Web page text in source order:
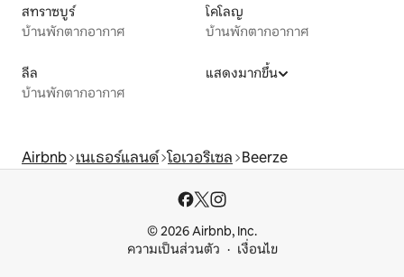
สทราซบูร์
บ้านพักตากอากาศ
โคโลญ
บ้านพักตากอากาศ
ลีล
บ้านพักตากอากาศ
แสดงมากขึ้น
Airbnb เนเธอร์แลนด์ โอเวอริเซล Beerze
© 2026 Airbnb, Inc.
ความเป็นส่วนตัว
เงื่อนไข